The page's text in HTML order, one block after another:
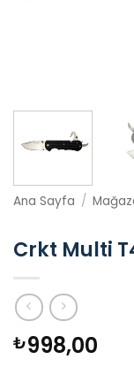
Ana Sayfa /
Crkt Multi
₺998,00